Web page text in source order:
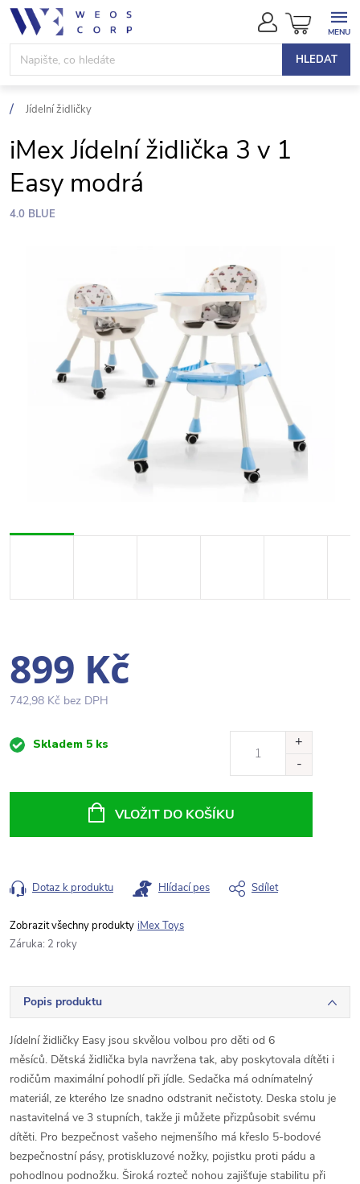
Přejít
obsah
HLEDAT
NÁKUPNÍ
KOŠÍK
Jídelní židličky
iMex Jídelní židlička 3 v 1
Easy modrá
4.0 BLUE
899 Kč
742,98 Kč bez DPH
MěrnáSkladem 5 ks
VLOŽIT DO KOŠÍKU
Dotaz k produktu Hlídací pes Sdílet
iMex Toys
Záruka: 2 roky
Popis produktu
Jídelní židličky Easy jsou skvělou volbou pro děti od 6
měsíců. Dětská židlička byla navržena tak, aby poskytovala dítěti i
rodičům maximální pohodlí při jídle. Sedačka má odnímatelný
materiál, ze kterého lze snadno odstranit nečistoty. Deska stolu je
nastavitelná ve 3 stupních, takže ji můžete přizpůsobit svému
dítěti. Pro bezpečnost vašeho nejmenšího má křeslo 5-bodové
bezpečnostní pásy, protiskluzové nožky, pojistku proti pádu a
pohodlnou podnožku. Široká rozteč nohou zajišťuje stabilitu při